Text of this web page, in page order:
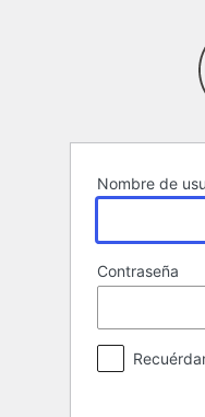
Nombre de
Contraseña